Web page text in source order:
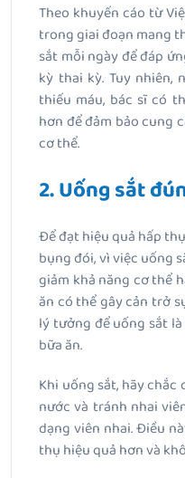
Theo khuyến cáo từ
trong giai đoạn mang
sắt mỗi ngày để đáp
kỳ thai kỳ. Tuy nhiên,
thiếu máu, bác sĩ có
hơn để đảm bảo cung
cơ thể.
2. Uống sắt
Để đạt hiệu quả hấp
bụng đói, vì việc uống
giảm khả năng cơ thể
ăn có thể gây cản trở
lý tưởng để uống sắt
bữa ăn.
Khi uống sắt, hãy
nước và tránh nhai
dạng viên nhai. Điều
thụ hiệu quả hơn và